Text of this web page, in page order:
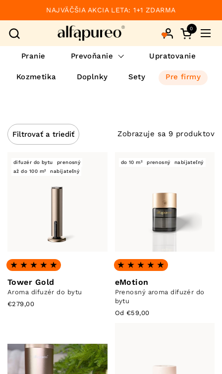
Preskočiť na obsah
NAJVÄČŠIA AKCIA LETA: 1+1 ZDARMA
Otvorte
0
Pranie Prevoňanie Upratovanie
Kozmetika Doplnky Sety Pre firmy
Filtrovať a triediť Zobrazuje sa 9 produktov
difuzér do bytu
prenosný
až do 100 m²
nabíjateľný
Hodnotenie: 5.0 z 5
Tower Gold
Aroma difuzér do bytu
€279,00
do 10 m² prenosný nabíjateľný
Hodnotenie: 5.0 z 5
eMotion
Prenosný aroma difuzér do
bytu
Od €59,00